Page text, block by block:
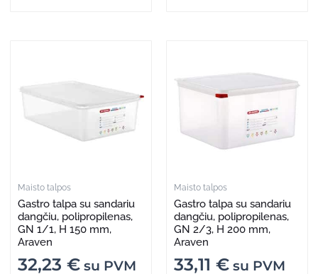
Maisto talpos
Gastro talpa su sandariu
dangčiu, polipropilenas,
GN 1/1, H 150 mm,
Araven
32,23 € su PVM
Maisto talpos
Gastro talpa su sandariu
dangčiu, polipropilenas,
GN 2/3, H 200 mm,
Araven
33,11 € su PVM